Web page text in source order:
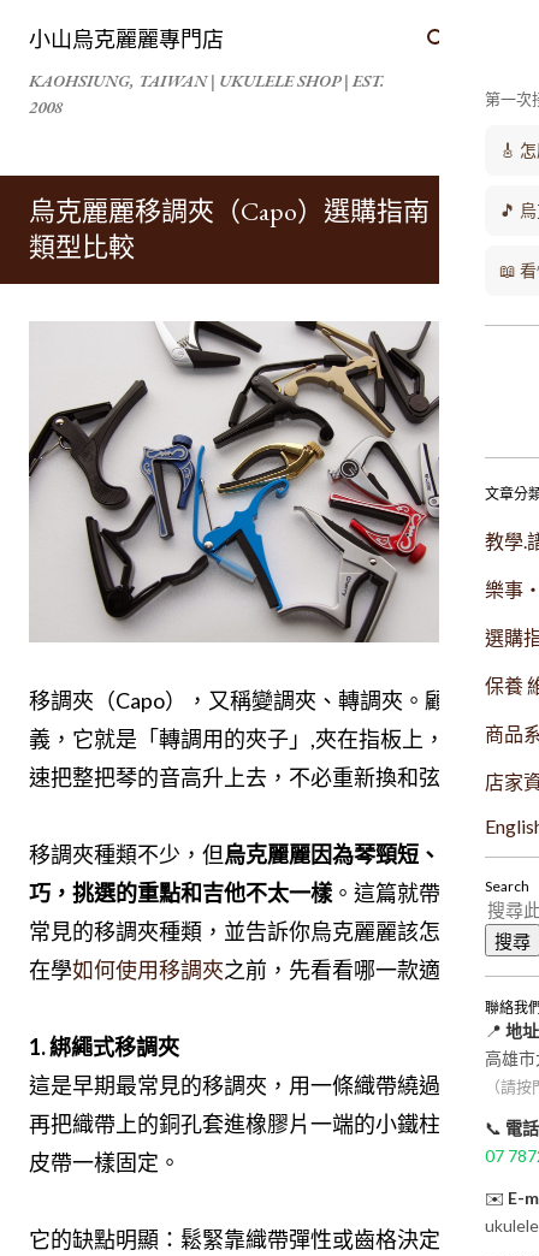
跳到主要內容
小山烏克麗麗專門店
KAOHSIUNG, TAIWAN | UKULELE SHOP | EST.
2008
烏克麗麗移調夾（Capo）選購指南：4 種
類型比較
移調夾（Capo），又稱變調夾、轉調夾。顧名思
義，它就是「轉調用的夾子」,夾在指板上，就能快
速把整把琴的音高升上去，不必重新換和弦指法。
移調夾種類不少，但烏克麗麗因為琴頸短、又輕
巧，挑選的重點和吉他不太一樣 。這篇就帶你認識
常見的移調夾種類，並告訴你烏克麗麗該怎麼選。
在學如何使用移調夾之前，先看看哪一款適合你。
1. 綁繩式移調夾
這是早期最常見的移調夾，用一條織帶繞過琴頸，
再把織帶上的銅孔套進橡膠片一端的小鐵柱，像扣
皮帶一樣固定。
它的缺點明顯：鬆緊靠織帶彈性或齒格決定，常常
第一次
🎸
🎵
📖
文章分
教學.
樂事
選購
保養
商品
店家
Search
聯絡我
📍 地址
高雄市
（請
📞 電話
07
✉️ E-